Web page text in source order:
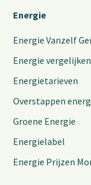
Energie
Energie Vanzelf
Energie vergelijken
Energietarieven
Overstappen
Groene Energie
Energielabel
Energie Prijzen